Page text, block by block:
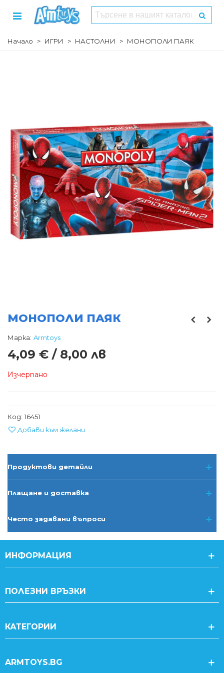
Начало > ИГРИ > НАСТОЛНИ > МОНОПОЛИ ПАЯК
МОНОПОЛИ ПАЯК
Марка: Armtoys
4,09 € / 8,00 лв
Изчерпано
Код: 16451
Добави към желани
Продуктови детайли
Плащане и доставка
Често задавани въпроси
ИНФОРМАЦИЯ
ПОЛЕЗНИ ВРЪЗКИ
КАТЕГОРИИ
ARMTOYS.BG